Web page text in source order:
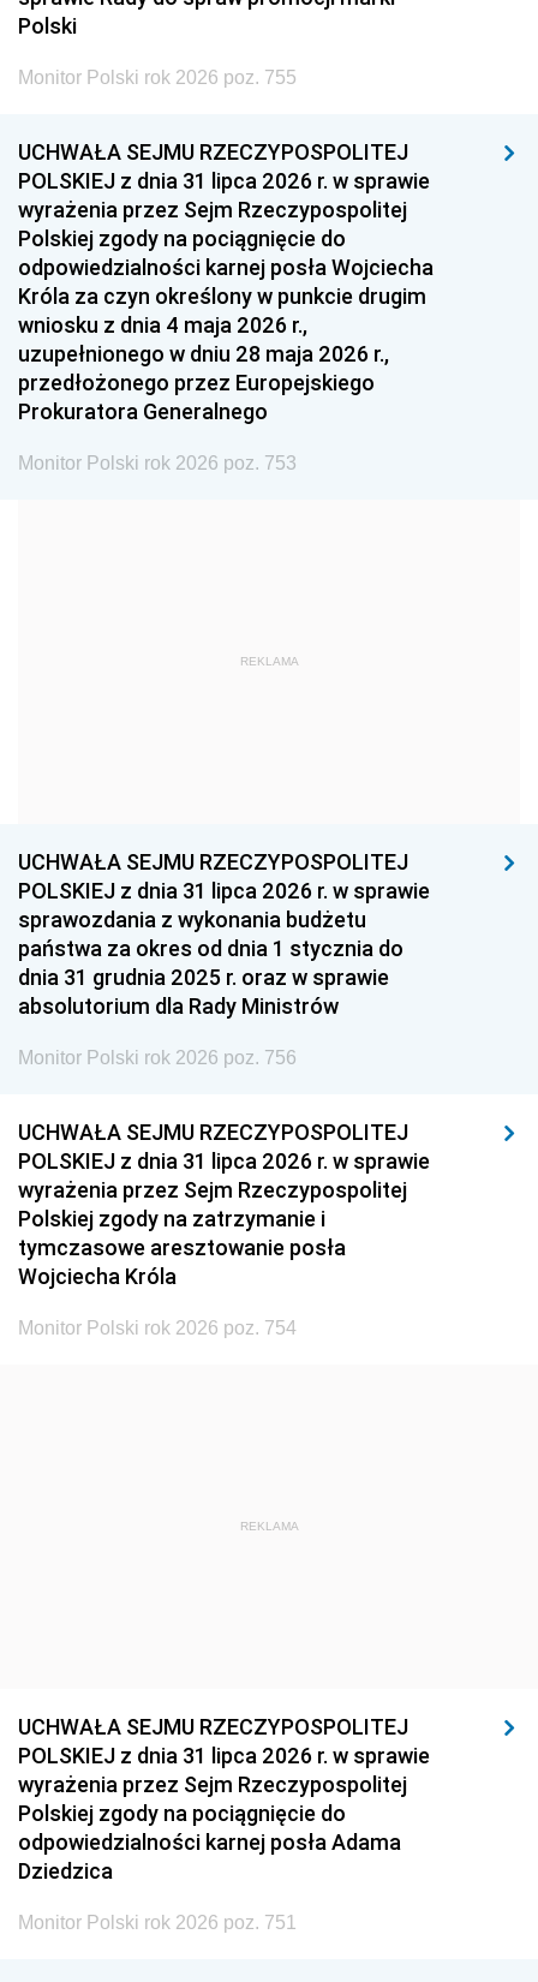
2005
1996 1995 1994
1993 1992 1991
1990 1989
1987 1986 1985
1984 1983
1981 1980 1979
1978 1977
1975 1974
1959
1939 1938 1937
1936 1930
Polski
Monitor Polski rok 2026 poz. 755
UCHWAŁA SEJMU RZECZYPOSPOLITEJ
POLSKIEJ z dnia 31 lipca 2026 r. w sprawie
wyrażenia przez Sejm Rzeczypospolitej
Polskiej zgody na pociągnięcie do
odpowiedzialności karnej posła Wojciecha
Króla za czyn określony w punkcie drugim
wniosku z dnia 4 maja 2026 r.,
uzupełnionego w dniu 28 maja 2026 r.,
przedłożonego przez Europejskiego
Prokuratora Generalnego
Monitor Polski rok 2026 poz. 753
REKLAMA
UCHWAŁA SEJMU RZECZYPOSPOLITEJ
POLSKIEJ z dnia 31 lipca 2026 r. w sprawie
sprawozdania z wykonania budżetu
państwa za okres od dnia 1 stycznia do
dnia 31 grudnia 2025 r. oraz w sprawie
absolutorium dla Rady Ministrów
Monitor Polski rok 2026 poz. 756
UCHWAŁA SEJMU RZECZYPOSPOLITEJ
POLSKIEJ z dnia 31 lipca 2026 r. w sprawie
wyrażenia przez Sejm Rzeczypospolitej
Polskiej zgody na zatrzymanie i
tymczasowe aresztowanie posła
Wojciecha Króla
Monitor Polski rok 2026 poz. 754
REKLAMA
UCHWAŁA SEJMU RZECZYPOSPOLITEJ
POLSKIEJ z dnia 31 lipca 2026 r. w sprawie
wyrażenia przez Sejm Rzeczypospolitej
Polskiej zgody na pociągnięcie do
odpowiedzialności karnej posła Adama
Dziedzica
Monitor Polski rok 2026 poz. 751